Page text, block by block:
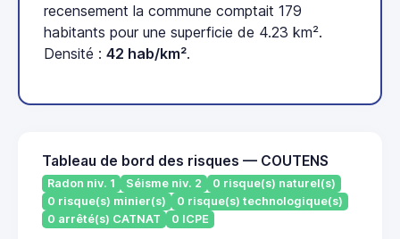
recensement la commune comptait 179
habitants pour une superficie de 4.23 km².
Densité : 42 hab/km².
Tableau de bord des risques — COUTENS
Radon niv. 1 Séisme niv. 2
0 risque(s) naturel(s)
0 risque(s) minier(s)
0 risque(s) technologique(s)
0 arrêté(s) CATNAT
0 ICPE